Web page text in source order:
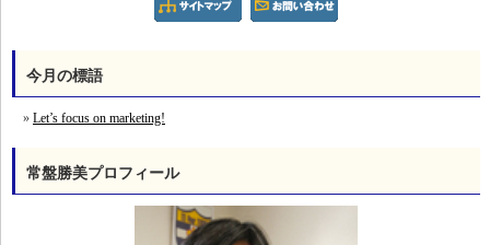
今月の標語
Let’s focus on marketing!
常盤勝美プロフィール